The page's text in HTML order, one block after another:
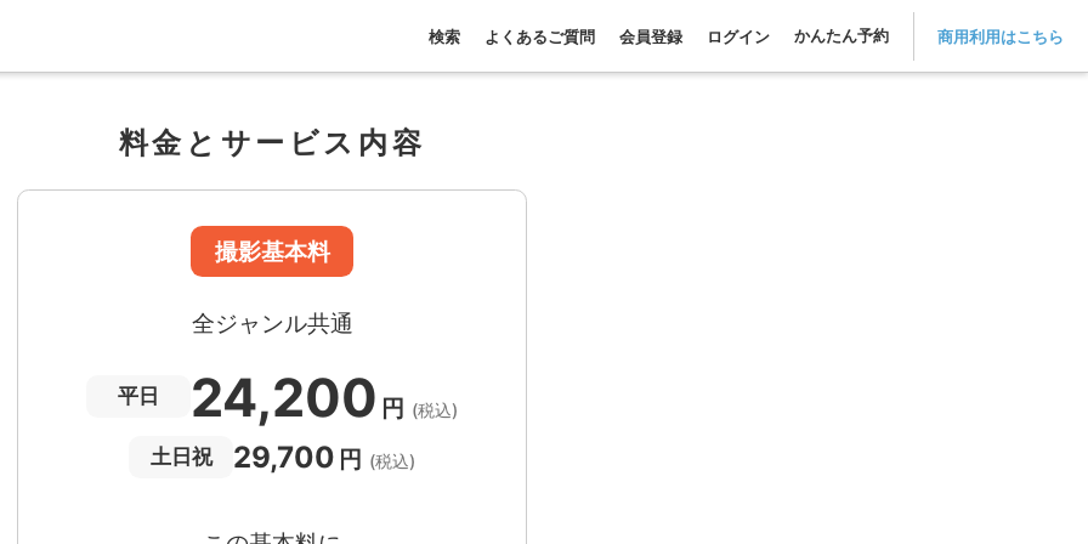
検索 よくあるご質問 会員登録 ログイン かんたん予約 商用利用はこちら
料金とサービス内容
全ジャンル共通
24,200
29,700 円 (税込)
この基本料に
・うれしいをまるっと込めました